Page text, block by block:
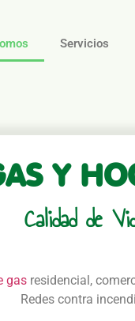
Servicios
Y
Calidad de
gasresidencial,
Redes contra